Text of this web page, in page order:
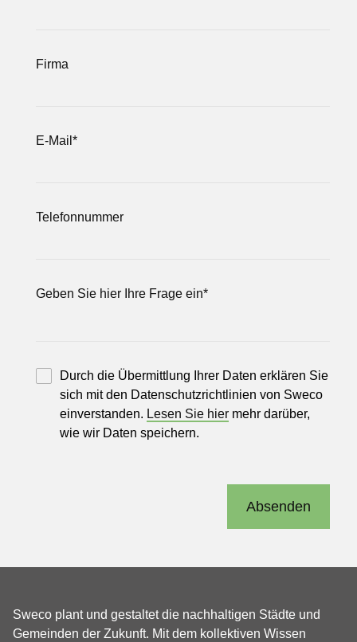
Firma
E-Mail*
Telefonnummer
Geben Sie hier Ihre Frage ein*
Durch die Übermittlung Ihrer Daten erklären Sie
sich mit den Datenschutzrichtlinien von Sweco
einverstanden. Lesen Sie hier mehr darüber,
wie wir Daten speichern.
Absenden
Sweco plant und gestaltet die nachhaltigen Städte und
Gemeinden der Zukunft. Mit dem kollektiven Wissen